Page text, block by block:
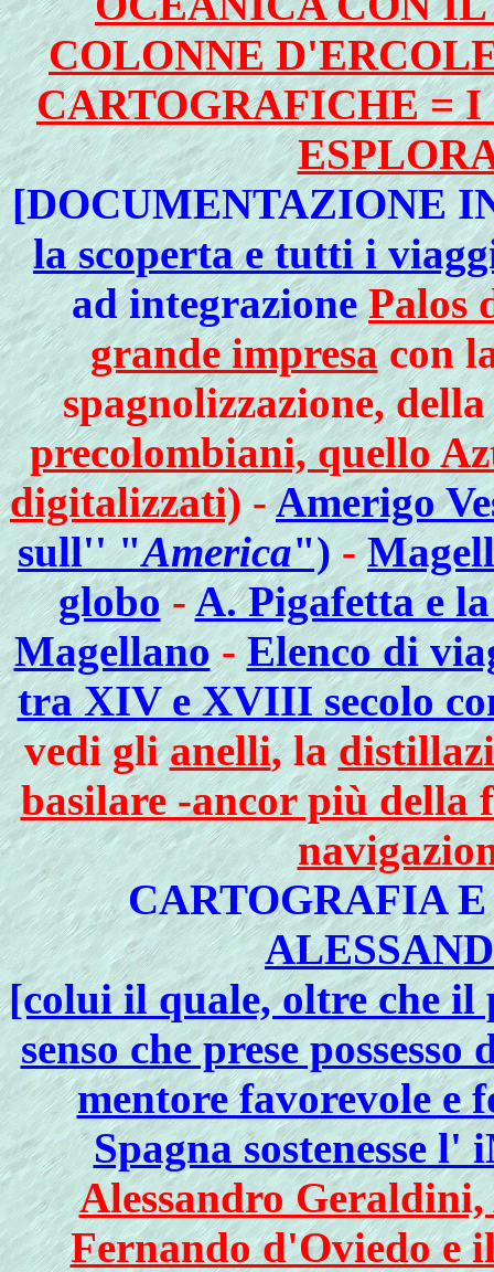
COLONNE
CARTOGRAFICHE =
[DOCUMENTAZIONE
la scoperta e tutti i
ad integrazionePalos
grande impresacon
spagnolizzazione,
precolombiani, quello
digitalizzati)-Amerigo
sull'' "America")-
globo-A. Pigafetta e
Magellano-Elenco di
tra XIV e XVIII secolo
vedi glianelli, la
basilare -ancor più
CARTOGRAFIA
[colui il quale, oltre che
senso che prese
mentore favorevole e
Spagna sostenesse
Alessandro
Fernando d'Oviedo